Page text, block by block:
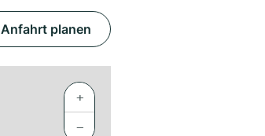
Anfahrt planen
+
−